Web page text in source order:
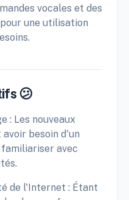
vocales et des
une utilisation
😕
: Les nouveaux
besoin d'un
avec
de l'Internet : Étant